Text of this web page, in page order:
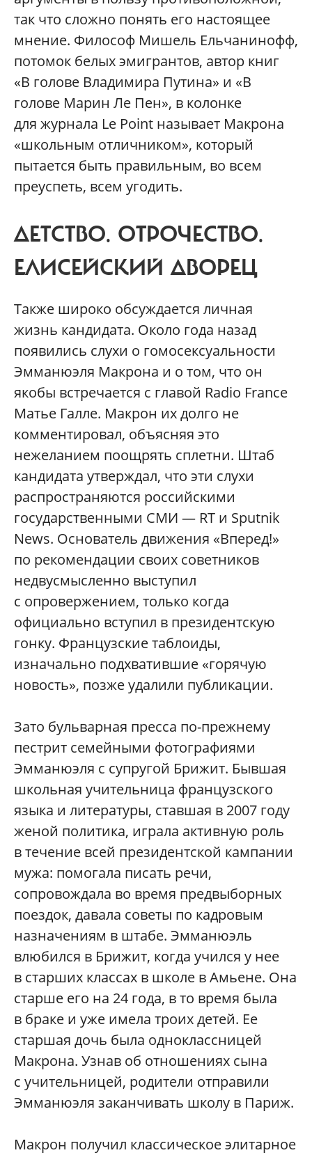
так что сложно понять его настоящее
мнение. Философ Мишель Ельчанинофф,
потомок белых эмигрантов, автор книг
«В голове Владимира Путина» и «В
голове Марин Ле Пен», в колонке
для журнала Le Point называет Макрона
«школьным отличником», который
пытается быть правильным, во всем
преуспеть, всем угодить.
ДЕТСТВО. ОТРОЧЕСТВО.
ЕЛИСЕЙСКИЙ ДВОРЕЦ
Также широко обсуждается личная
жизнь кандидата. Около года назад
появились слухи о гомосексуальности
Эмманюэля Макрона и о том, что он
якобы встречается с главой Radio France
Матье Галле. Макрон их долго не
комментировал, объясняя это
нежеланием поощрять сплетни. Штаб
кандидата утверждал, что эти слухи
распространяются российскими
государственными СМИ — RT и Sputnik
News. Основатель движения «Вперед!»
по рекомендации своих советников
недвусмысленно выступил
с опровержением, только когда
официально вступил в президентскую
гонку. Французские таблоиды,
изначально подхватившие «горячую
новость», позже удалили публикации.
Зато бульварная пресса по-прежнему
пестрит семейными фотографиями
Эмманюэля с супругой Брижит. Бывшая
школьная учительница французского
языка и литературы, ставшая в 2007 году
женой политика, играла активную роль
в течение всей президентской кампании
мужа: помогала писать речи,
сопровождала во время предвыборных
поездок, давала советы по кадровым
назначениям в штабе. Эмманюэль
влюбился в Брижит, когда учился у нее
в старших классах в школе в Амьене. Она
старше его на 24 года, в то время была
в браке и уже имела троих детей. Ее
старшая дочь была одноклассницей
Макрона. Узнав об отношениях сына
с учительницей, родители отправили
Эмманюэля заканчивать школу в Париж.
Макрон получил классическое элитарное